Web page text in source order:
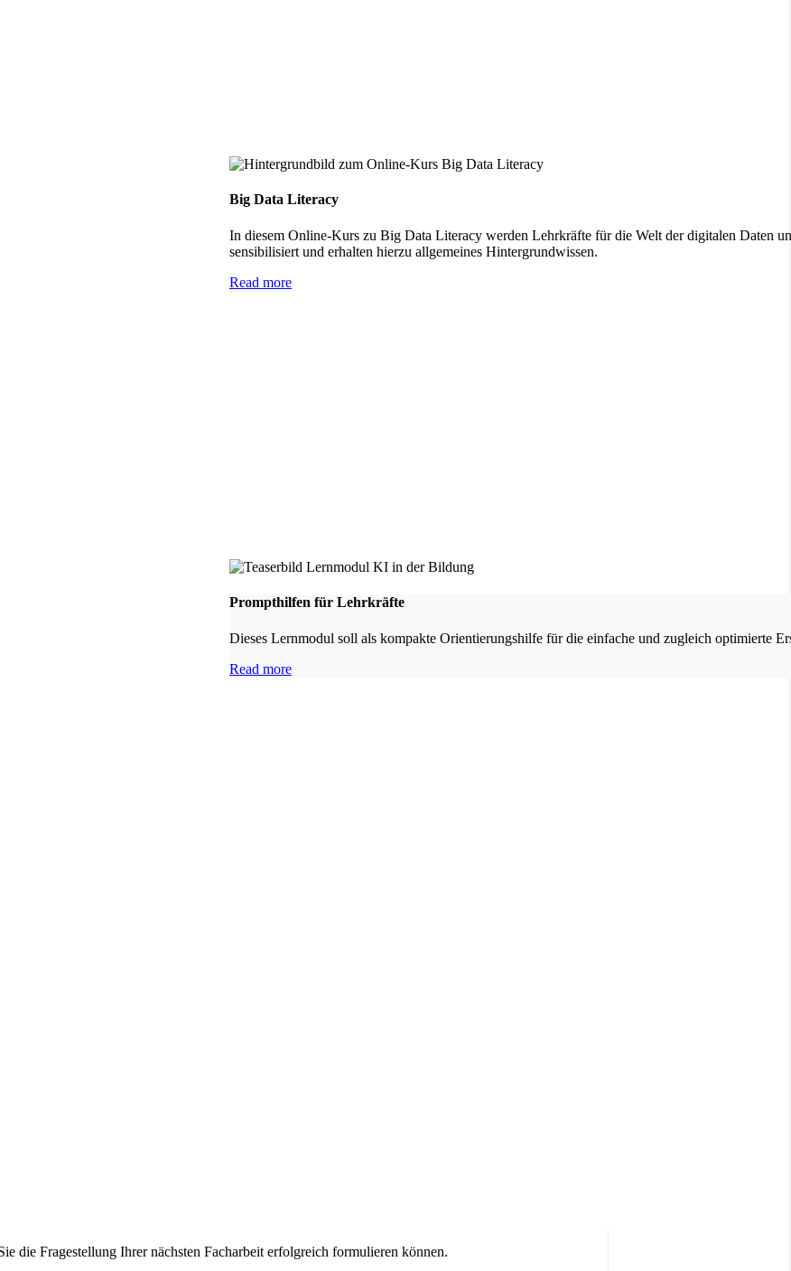
Big Data Literacy
In diesem Online-Kurs zu Big Data Literacy werden Lehrkräfte für die Welt der digitalen Daten
sensibilisiert und erhalten hierzu allgemeines Hintergrundwissen.
Read more
Prompthilfen für Lehrkräfte
Dieses Lernmodul soll als kompakte Orientierungshilfe für die einfache und zugleich optimierte
Read more
die Fragestellung Ihrer nächsten Facharbeit erfolgreich formulieren können.